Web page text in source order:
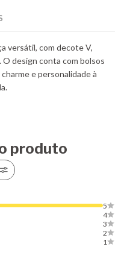
produto
5
4
3
2
1